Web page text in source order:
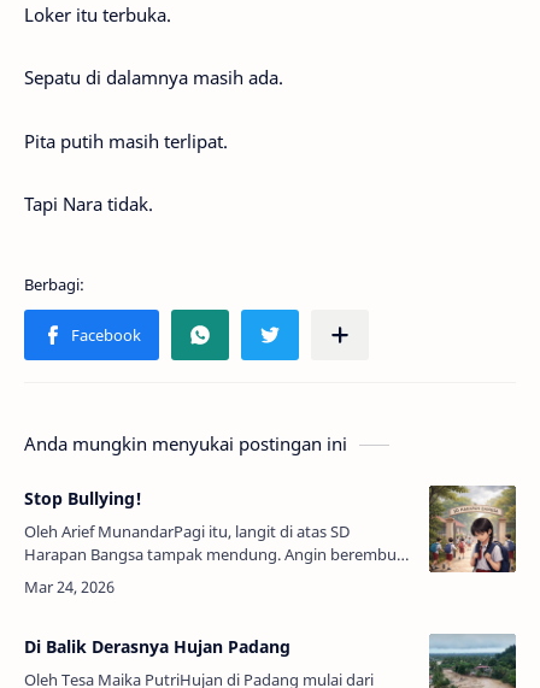
Loker itu terbuka.
Sepatu di dalamnya masih ada.
Pita putih masih terlipat.
Tapi Nara tidak.
Anda mungkin menyukai postingan ini
Stop Bullying!
Oleh Arief MunandarPagi itu, langit di atas SD
Harapan Bangsa tampak mendung. Angin berembus
pelan, menggerakkan daun-daun di halaman sekolah.
Di antara anak-anak yang berlarian me…
Di Balik Derasnya Hujan Padang
Oleh Tesa Maika PutriHujan di Padang mulai dari